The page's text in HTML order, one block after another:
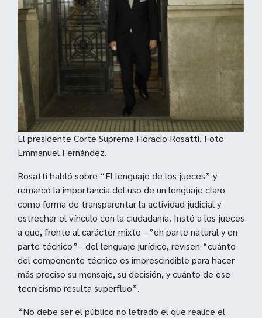
El presidente Corte Suprema Horacio Rosatti. Foto
Emmanuel Fernández.
Rosatti habló sobre “El lenguaje de los jueces” y
remarcó la importancia del uso de un lenguaje claro
como forma de transparentar la actividad judicial y
estrechar el vínculo con la ciudadanía. Instó a los jueces
a que, frente al carácter mixto –”en parte natural y en
parte técnico”– del lenguaje jurídico, revisen “cuánto
del componente técnico es imprescindible para hacer
más preciso su mensaje, su decisión, y cuánto de ese
tecnicismo resulta superfluo”.
“No debe ser el público no letrado el que realice el